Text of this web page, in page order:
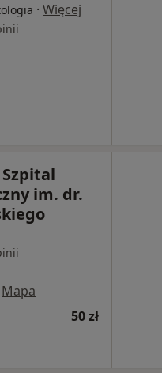
· Więcej
im. dr.
Mapa
50 zł